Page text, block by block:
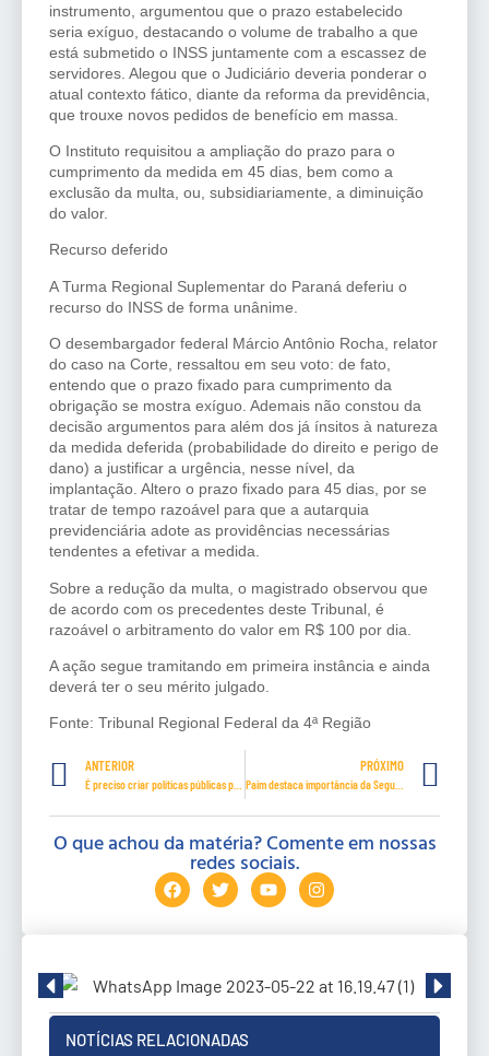
instrumento, argumentou que o prazo estabelecido
seria exíguo, destacando o volume de trabalho a que
está submetido o INSS juntamente com a escassez de
servidores. Alegou que o Judiciário deveria ponderar o
atual contexto fático, diante da reforma da previdência,
que trouxe novos pedidos de benefício em massa.
O Instituto requisitou a ampliação do prazo para o
cumprimento da medida em 45 dias, bem como a
exclusão da multa, ou, subsidiariamente, a diminuição
do valor.
Recurso deferido
A Turma Regional Suplementar do Paraná deferiu o
recurso do INSS de forma unânime.
O desembargador federal Márcio Antônio Rocha, relator
do caso na Corte, ressaltou em seu voto: de fato,
entendo que o prazo fixado para cumprimento da
obrigação se mostra exíguo. Ademais não constou da
decisão argumentos para além dos já ínsitos à natureza
da medida deferida (probabilidade do direito e perigo de
dano) a justificar a urgência, nesse nível, da
implantação. Altero o prazo fixado para 45 dias, por se
tratar de tempo razoável para que a autarquia
previdenciária adote as providências necessárias
tendentes a efetivar a medida.
Sobre a redução da multa, o magistrado observou que
de acordo com os precedentes deste Tribunal, é
razoável o arbitramento do valor em R$ 100 por dia.
A ação segue tramitando em primeira instância e ainda
deverá ter o seu mérito julgado.
Fonte: Tribunal Regional Federal da 4ª Região
ANTERIOR PRÓXIMO
Paim destaca importância da Seguridade Social e condena tentativas de privatização
O que achou da matéria? Comente em nossas
redes sociais.
NOTÍCIAS RELACIONADAS